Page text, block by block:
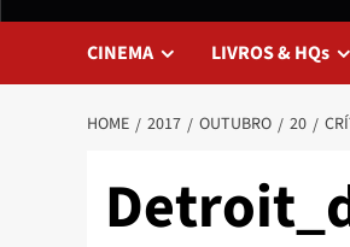
CINEMA LIVROS & HQs
HOME 2017 OUTUBRO 20